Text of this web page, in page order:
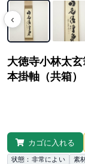
‹
大徳寺小林太
本掛軸（共箱）
カゴに入れる
状態：非常によい 素